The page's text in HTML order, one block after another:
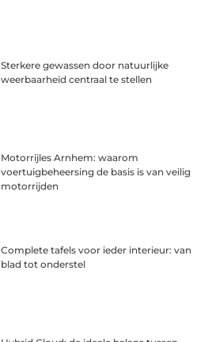
Sterkere gewassen door natuurlijke
weerbaarheid centraal te stellen
Motorrijles Arnhem: waarom
voertuigbeheersing de basis is van veilig
motorrijden
Complete tafels voor ieder interieur: van
blad tot onderstel